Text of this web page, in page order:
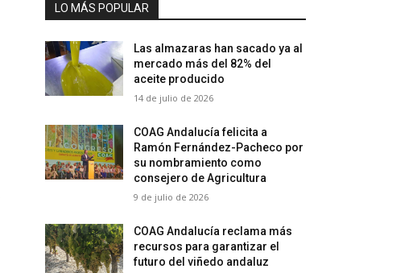
LO MÁS POPULAR
Las almazaras han sacado ya al
mercado más del 82% del
aceite producido
14 de julio de 2026
COAG Andalucía felicita a
Ramón Fernández-Pacheco por
su nombramiento como
consejero de Agricultura
9 de julio de 2026
COAG Andalucía reclama más
recursos para garantizar el
futuro del viñedo andaluz